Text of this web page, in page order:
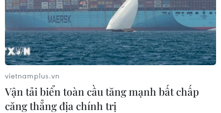
vietnamplus.vn
Vận tải biển toàn cầu tăng mạnh bất chấp
căng thẳng địa chính trị